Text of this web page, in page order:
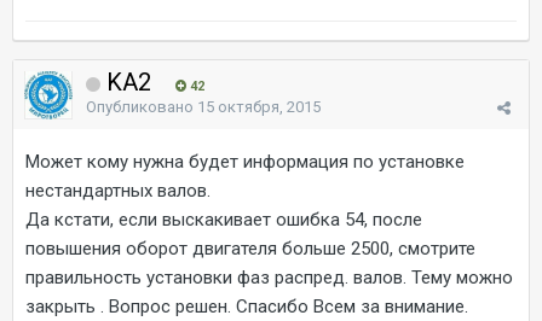
KA2 42
Опубликовано 15 октября, 2015
Может кому нужна будет информация по установке
нестандартных валов.
Да кстати, если выскакивает ошибка 54, после
повышения оборот двигателя больше 2500, смотрите
правильность установки фаз распред. валов. Тему можно
закрыть . Вопрос решен. Спасибо Всем за внимание.